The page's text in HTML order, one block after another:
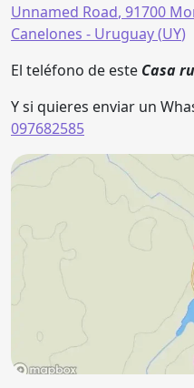
Unnamed Road, 91700
Canelones - Uruguay (UY)
El teléfono de este Casa
Y si quieres enviar un
097682585